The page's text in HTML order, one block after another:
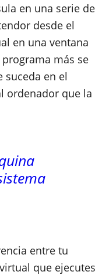
en una serie de
desde el
en una ventana
más se
suceda en el
ordenador que la
entre tu
que ejecutes